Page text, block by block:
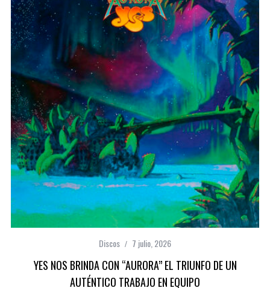
Discos 7 julio, 2026
YES NOS BRINDA CON “AURORA” EL TRIUNFO DE UN
AUTÉNTICO TRABAJO EN EQUIPO